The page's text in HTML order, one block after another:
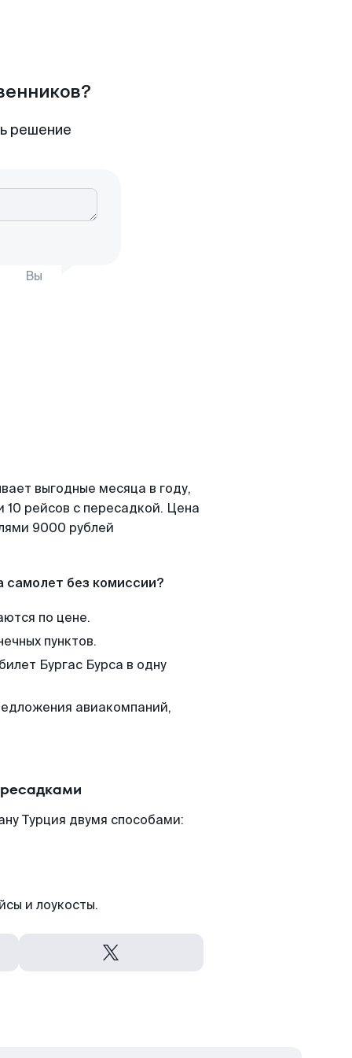
решение
Вы
выгодные месяца в году,
рейсов с пересадкой. Цена
9000 рублей
самолет без комиссии?
по цене.
пунктов.
Бургас Бурса в одну
авиакомпаний,
Турция двумя способами:
и лоукосты.